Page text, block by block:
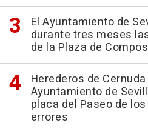
El Ayuntamiento de
durante tres meses
de la Plaza de
Herederos de
Ayuntamiento de
placa del Paseo de
errores